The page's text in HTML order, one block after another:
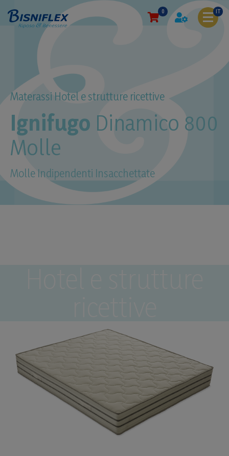
0 IT
Materassi Hotel e strutture ricettive
Ignifugo Dinamico 800
Molle
Molle Indipendenti Insacchettate